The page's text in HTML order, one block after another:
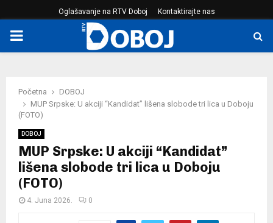
Oglašavanje na RTV Doboj Kontaktirajte nas
PRIMARY
Početna
DOBOJ
MUP Srpske: U akciji “Kandidat” lišena slobode tri lica u Doboju
(FOTO)
DOBOJ
MUP Srpske: U akciji “Kandidat”
lišena slobode tri lica u Doboju
(FOTO)
4. Juna 2026. 0